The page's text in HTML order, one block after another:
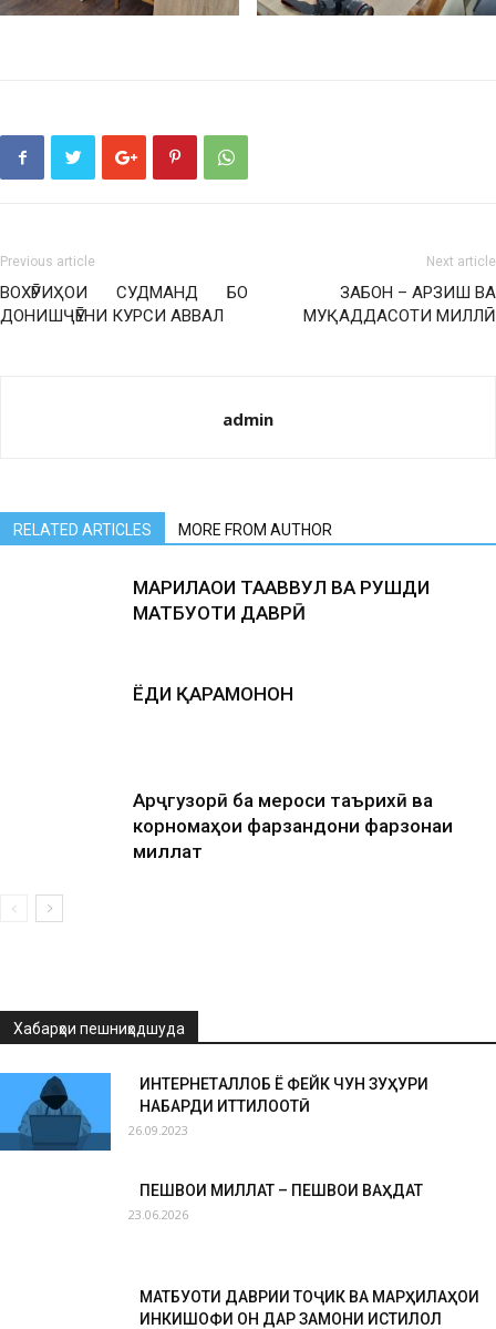
Previous article
ВОХӮРИҲОИ СУДМАНД БО
ДОНИШҶӮЁНИ КУРСИ АВВАЛ
Next article
ЗАБОН – АРЗИШ ВА
МУҚАДДАСОТИ МИЛЛӢ
admin
RELATED ARTICLES MORE FROM AUTHOR
МАРҲИЛАҲОИ ТАҲАВВУЛ ВА РУШДИ
МАТБУОТИ ДАВРӢ
ЁДИ ҚАҲРАМОНОН
Арҷгузорӣ ба мероси таърихӣ ва
корномаҳои фарзандони фарзонаи
миллат
Хабарҳои пешниҳодшуда
ИНТЕРНЕТҚАЛЛОБ Ё ФЕЙК ЧУН ЗУҲУРИ
НАБАРДИ ИТТИЛООТӢ
26.09.2023
ПЕШВОИ МИЛЛАТ – ПЕШВОИ ВАҲДАТ
23.06.2026
МАТБУОТИ ДАВРИИ ТОҶИК ВА МАРҲИЛАҲОИ
ИНКИШОФИ ОН ДАР ЗАМОНИ ИСТИҚЛОЛ